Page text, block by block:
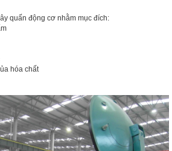
quấn động cơ nhằm mục đích:
hóa chất